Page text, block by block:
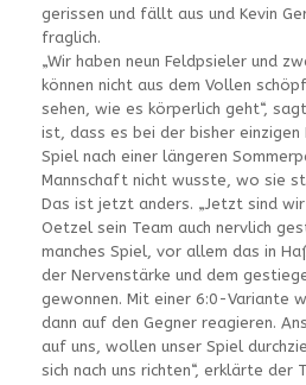
gerissen und fällt aus und Kevin
fraglich.
„Wir haben neun Feldpsieler und
können nicht aus dem Vollen
sehen, wie es körperlich geht“,
ist, dass es bei der bisher
Spiel nach einer längeren
Mannschaft nicht wusste, wo sie
Das ist jetzt anders. „Jetzt sind wir
Oetzel sein Team auch nervlich
manches Spiel, vor allem das in
der Nervenstärke und dem
gewonnen. Mit einer 6:0-Variante
dann auf den Gegner reagieren.
auf uns, wollen unser Spiel
sich nach uns richten“, erklärte der